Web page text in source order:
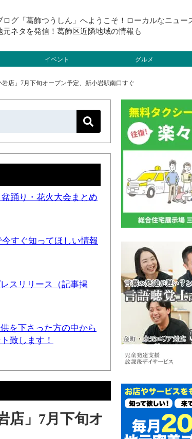
グ「葛飾つうしん」へようこそ！ローカルなニュー
ネタを発信！葛飾区近隣地域の情報も
イベント グルメ
店」7月下旬オープン予定、新小岩駅南口すぐ
踊り・花火大会まとめ
すぐ知ってほしい情報
スリリース（記事掲
を下さった方の中から
致します！
店」7月下旬オ